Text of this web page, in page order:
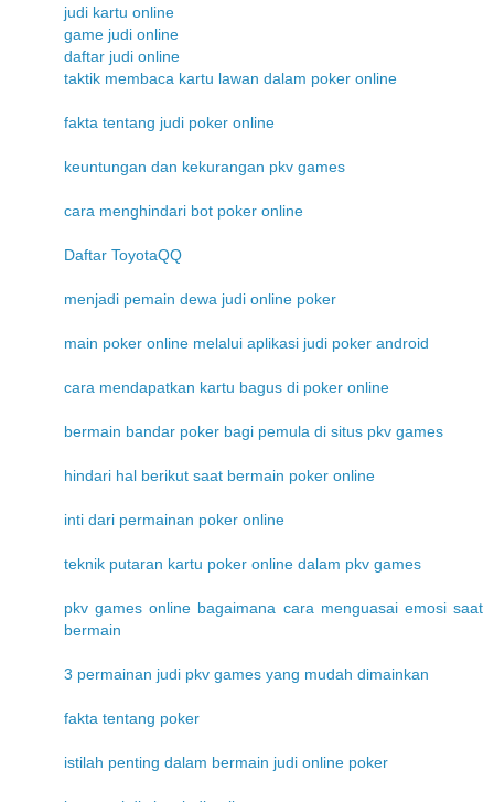
judi kartu online
game judi online
daftar judi online
taktik membaca kartu lawan dalam poker online
fakta tentang judi poker online
keuntungan dan kekurangan pkv games
cara menghindari bot poker online
Daftar ToyotaQQ
menjadi pemain dewa judi online poker
main poker online melalui aplikasi judi poker android
cara mendapatkan kartu bagus di poker online
bermain bandar poker bagi pemula di situs pkv games
hindari hal berikut saat bermain poker online
inti dari permainan poker online
teknik putaran kartu poker online dalam pkv games
pkv games online bagaimana cara menguasai emosi saat
bermain
3 permainan judi pkv games yang mudah dimainkan
fakta tentang poker
istilah penting dalam bermain judi online poker